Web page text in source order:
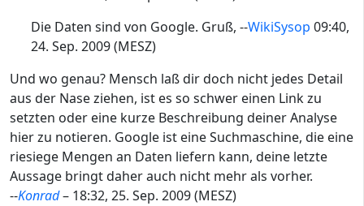
Die Daten sind von Google. Gruß, --WikiSysop 09:40,
24. Sep. 2009 (MESZ)
Und wo genau? Mensch laß dir doch nicht jedes Detail
aus der Nase ziehen, ist es so schwer einen Link zu
setzten oder eine kurze Beschreibung deiner Analyse
hier zu notieren. Google ist eine Suchmaschine, die eine
riesiege Mengen an Daten liefern kann, deine letzte
Aussage bringt daher auch nicht mehr als vorher.
--Konrad– 18:32, 25. Sep. 2009 (MESZ)